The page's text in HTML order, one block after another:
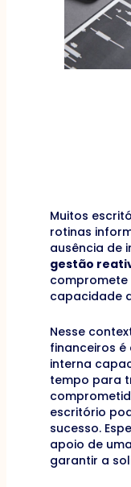
Muitos
rotinas
ausência de
gestão
compromete
capacidade
Nesse
financeiros é
interna
tempo para
escritório
sucesso.
apoio de
garantir a